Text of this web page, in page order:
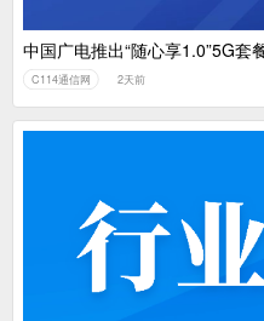
中国广电推出“随心享1.0”5G
C114通信网 2天前